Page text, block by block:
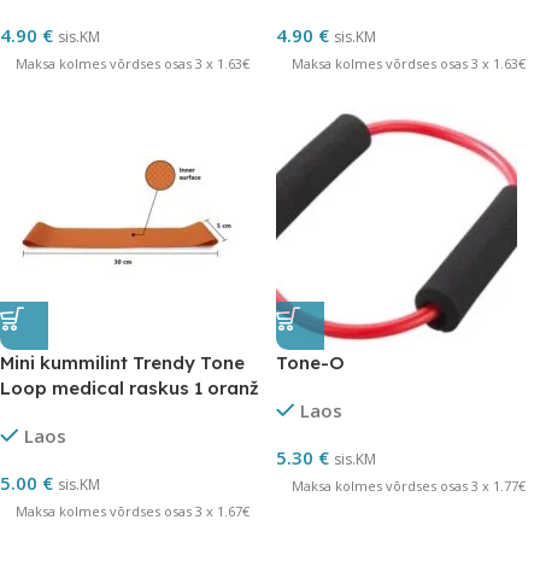
4.90 € sis.KM
Maksa kolmes võrdses osas 3 x 1.63€
4.90 € sis.KM
Maksa kolmes võrdses osas 3 x 1.63€
Mini kummilint Trendy Tone
Loop medical raskus 1 oranž
Laos
5.00 € sis.KM
Maksa kolmes võrdses osas 3 x 1.67€
Tone-O
Laos
5.30 € sis.KM
Maksa kolmes võrdses osas 3 x 1.77€